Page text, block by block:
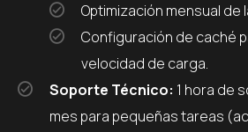
Optimización mensual
Configuración de caché para mejorar la
velocidad de carga.
Soporte Técnico: 1 hora de
mes para pequeñas tareas